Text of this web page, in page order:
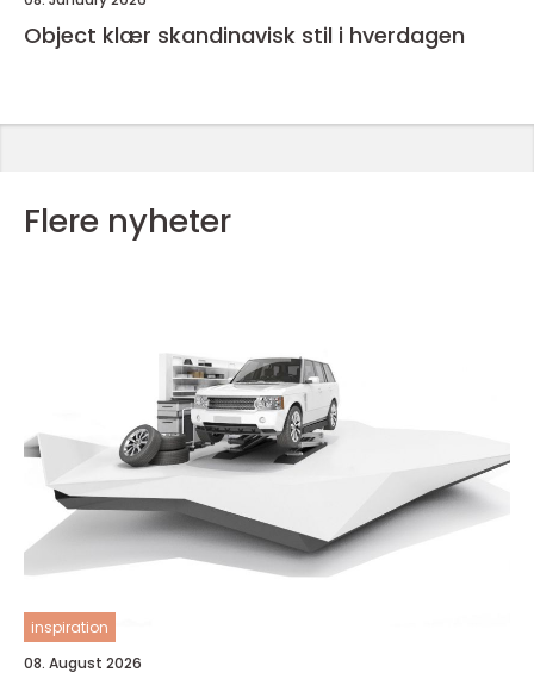
Object klær skandinavisk stil i hverdagen
Flere nyheter
inspiration
08. August 2026